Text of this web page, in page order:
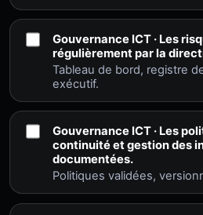
Gouvernance ICT · Les
régulièrement par la
Tableau de bord, registre
exécutif.
Gouvernance ICT · Les
continuité et gestion des
documentées.
Politiques validées,